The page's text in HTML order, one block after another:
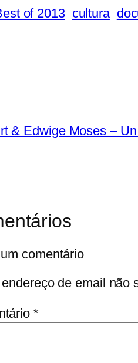
of 2013 cultura
& Edwige Moses –
comentário
de email não
*